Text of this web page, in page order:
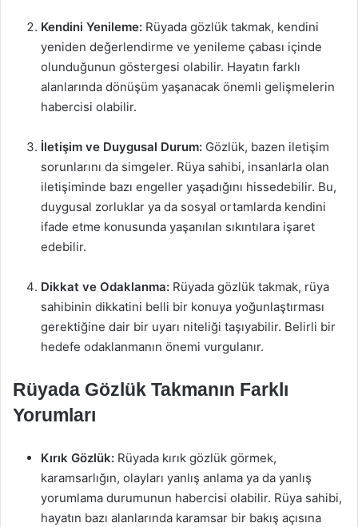
Kendini Yenileme: Rüyada gözlük takmak, kendini
yeniden değerlendirme ve yenileme çabası içinde
olunduğunun göstergesi olabilir. Hayatın farklı
alanlarında dönüşüm yaşanacak önemli gelişmelerin
habercisi olabilir.
İletişim ve Duygusal Durum: Gözlük, bazen iletişim
sorunlarını da simgeler. Rüya sahibi, insanlarla olan
iletişiminde bazı engeller yaşadığını hissedebilir. Bu,
duygusal zorluklar ya da sosyal ortamlarda kendini
ifade etme konusunda yaşanılan sıkıntılara işaret
edebilir.
Dikkat ve Odaklanma: Rüyada gözlük takmak, rüya
sahibinin dikkatini belli bir konuya yoğunlaştırması
gerektiğine dair bir uyarı niteliği taşıyabilir. Belirli bir
hedefe odaklanmanın önemi vurgulanır.
Rüyada Gözlük Takmanın Farklı
Yorumları
Kırık Gözlük: Rüyada kırık gözlük görmek,
karamsarlığın, olayları yanlış anlama ya da yanlış
yorumlama durumunun habercisi olabilir. Rüya sahibi,
hayatın bazı alanlarında karamsar bir bakış açısına